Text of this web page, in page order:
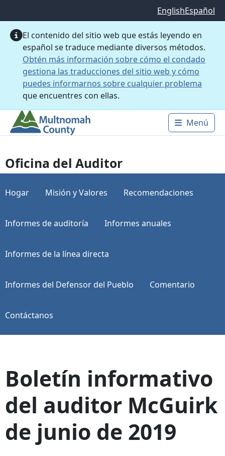
EnglishEspañol
El contenido del sitio web que estás leyendo en
español se traduce mediante diversos métodos.
Obtén más información sobre cómo el condado
gestiona las traducciones del sitio web y cómo
puedes informarnos sobre cualquier problema
que encuentres con ellas.
Main
Menú
Oficina del Auditor
Hogar Misión y Valores Recomendaciones
Informes de auditoría Informes anuales
Informes de la línea directa
Informes del Defensor del Pueblo Comentario
Contáctanos
Boletín informativo
del auditor McGuirk
de junio de 2019